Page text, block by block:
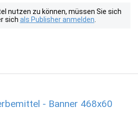
nutzen zu können, müssen Sie sich
sich als Publisher anmelden
- Banner 468x60